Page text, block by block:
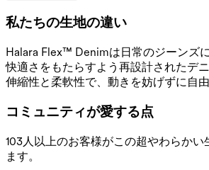
私たちの生地の違い
Halara Flex™ Denimは日常のジーンズ
快適さをもたらすよう再設計されたデ
伸縮性と柔軟性で、動きを妨げずに自由
コミュニティが愛する点
103人以上のお客様がこの超やわらかい
ます。